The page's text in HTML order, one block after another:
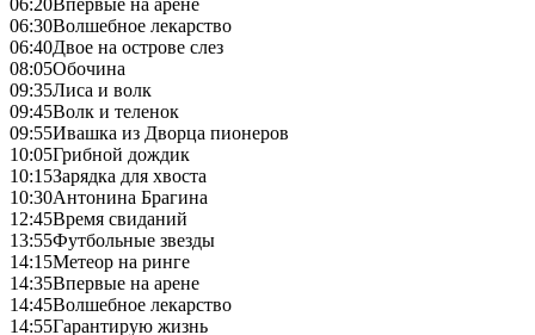
06:30Волшебное лекарство
06:40Двое на острове слез
08:05Обочина
09:35Лиса и волк
09:45Волк и теленок
09:55Ивашка из Дворца пионеров
10:05Грибной дождик
10:15Зарядка для хвоста
10:30Антонина Брагина
12:45Время свиданий
13:55Футбольные звезды
14:15Метеор на ринге
14:35Впервые на арене
14:45Волшебное лекарство
14:55Гарантирую жизнь